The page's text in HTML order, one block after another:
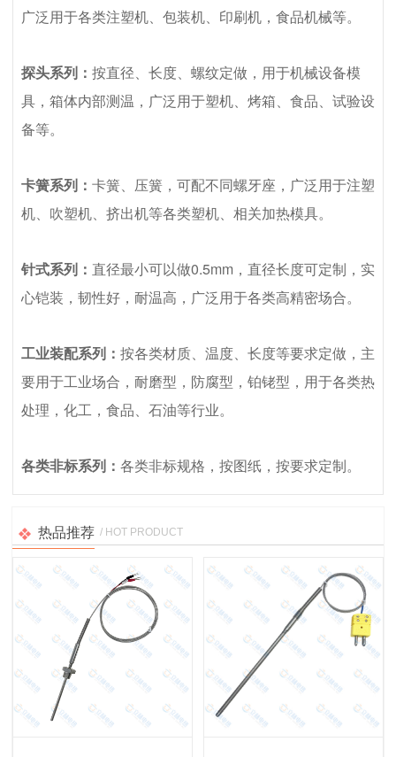
广泛用于各类注塑机、包装机、印刷机，食品机械等。
探头系列： 按直径、长度、螺纹定做，用于机械设备模
具，箱体内部测温，广泛用于塑机、烤箱、食品、试验设
备等。
卡簧系列： 卡簧、压簧，可配不同螺牙座，广泛用于注塑
机、吹塑机、挤出机等各类塑机、相关加热模具。
针式系列： 直径最小可以做0.5mm，直径长度可定制，实
心铠装，韧性好，耐温高，广泛用于各类高精密场合。
工业装配系列： 按各类材质、温度、长度等要求定做，主
要用于工业场合，耐磨型，防腐型，铂铑型，用于各类热
处理，化工，食品、石油等行业。
各类非标系列： 各类非标规格，按图纸，按要求定制。
热品推荐 / HOT PRODUCT